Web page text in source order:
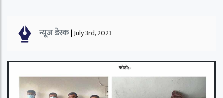
न्यूज डेस्क|July 3rd, 2023